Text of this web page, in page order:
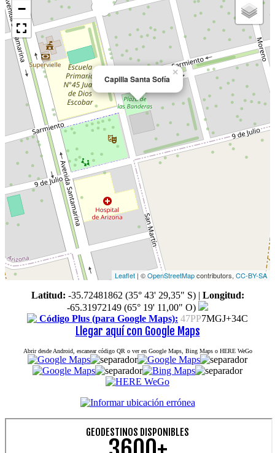
Capilla Santa Sofía
×
−
Leaflet | ©OpenStreetMapcontributors, CC-BY-SA
Latitud: -35.72481862 (35° 43' 29,35" S)| Longitud:
-65.31972149 (65° 19' 11,00" O)
Código Plus (para Google Maps): 47PP7MGJ+34C
Llegar aquí con Google Maps
Abrir desde Android, escanear código QR o ver en Google Maps, Bing Maps o HERE WeGo
GEODESTINOS DISPONIBLES